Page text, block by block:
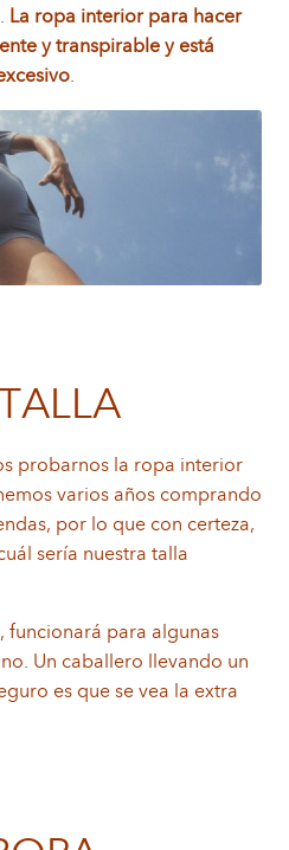
La ropa interior para hacer
y transpirable y está
.
probarnos la ropa interior
varios años comprando
por lo que con certeza,
sería nuestra talla
funcionará para algunas
Un caballero llevando un
es que se vea la extra